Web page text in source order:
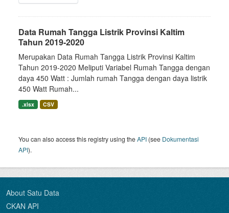
Data Rumah Tangga Listrik Provinsi Kaltim
Tahun 2019-2020
Merupakan Data Rumah Tangga Listrik Provinsi Kaltim
Tahun 2019-2020 Meliputi Variabel Rumah Tangga dengan
daya 450 Watt : Jumlah rumah Tangga dengan daya listrik
450 Watt Rumah...
.xlsx CSV
You can also access this registry using theAPI (see Dokumentasi
API).
About Satu Data
CKAN API